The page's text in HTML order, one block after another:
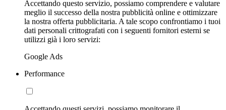
Accettando questo servizio, possiamo comprendere e valutare
meglio il successo della nostra pubblicità online e ottimizzare
la nostra offerta pubblicitaria. A tale scopo confrontiamo i tuoi
dati personali crittografati con i seguenti fornitori esterni se
utilizzi già i loro servizi:
Google Ads
Performance